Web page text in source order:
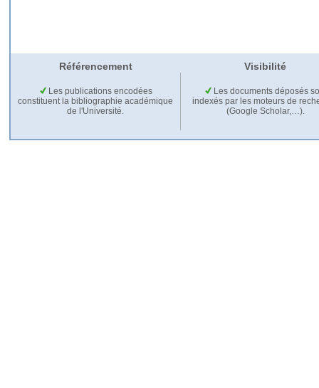
Référencement Visibilité
Les publications encodées
constituent la bibliographie académique
de l'Université.
Les documents déposés
indexés par les moteurs de
(Google Scholar,…).